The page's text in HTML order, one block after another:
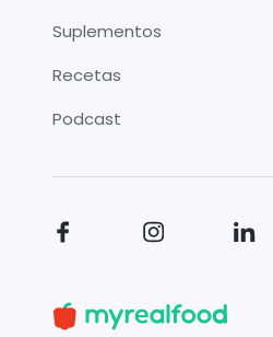
Suplementos
Recetas
Podcast